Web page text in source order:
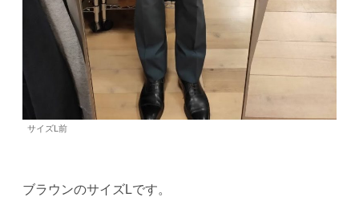
サイズL前
ブラウンのサイズLです。